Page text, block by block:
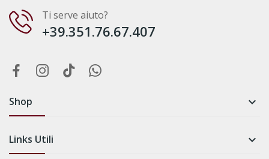
Ti serve aiuto?
+39.351.76.67.407
Shop 
Links Utili 